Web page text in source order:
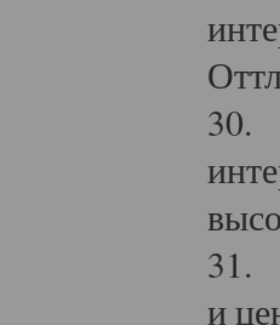
30.
31.
и